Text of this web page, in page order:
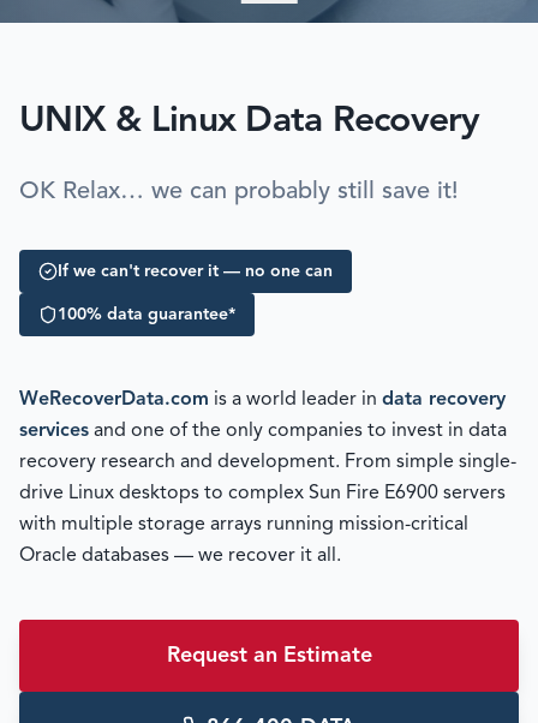
UNIX & Linux Data Recovery
OK Relax… we can probably still save it!
If we can't recover it — no one can
100% data guarantee*
WeRecoverData.com is a world leader in data recovery
services and one of the only companies to invest in data
recovery research and development. From simple single-
drive Linux desktops to complex Sun Fire E6900 servers
with multiple storage arrays running mission-critical
Oracle databases — we recover it all.
Request an Estimate